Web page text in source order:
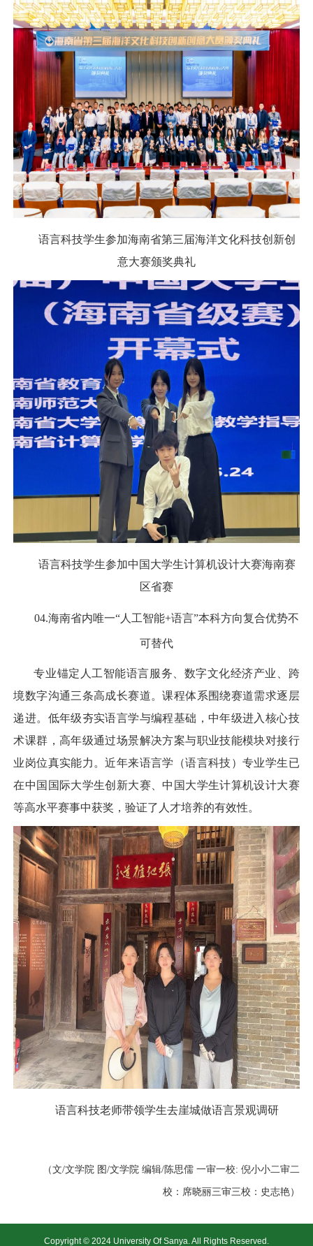
语言科技学生参加海南省第三届海洋文化科技创新创
意大赛颁奖典礼
语言科技学生参加中国大学生计算机设计大赛海南赛
区省赛
04.海南省内唯一“ 人工智能+语言”本科方向复合优势不
可替代
专业锚定人工智能语言服务、数字文化经济产业、跨
境数字沟通三条高成长赛道。课程体系围绕赛道需求逐层
递进。低年级夯实语言学与编程基础，中年级进入核心技
术课群，高年级通过场景解决方案与职业技能模块对接行
业岗位真实能力。近年来语言学（语言科技）专业学生已
在中国国际大学生创新大赛、中国大学生计算机设计大赛
等高水平赛事中获奖，验证了人才培养的有效性。
语言科技老师带领学生去崖城做语言景观调研
（文/文学院 图/文学院 编辑/陈思儒 一审一校: 倪小小二审二
校：席晓丽三审三校：史志艳）
Copyright © 2024 University Of Sanya. All Rights Reserved.